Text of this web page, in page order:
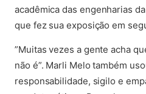
acadêmica das engenharias
que fez sua exposição em
”Muitas vezes a gente acha
não é”. Marli Melo também
responsabilidade, sigilo e